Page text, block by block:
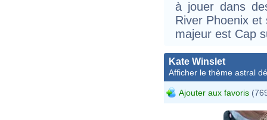
à jouer dans
River Phoenix
majeur est Cap
Kate Winslet
Afficher le thème astral
Ajouter aux favoris